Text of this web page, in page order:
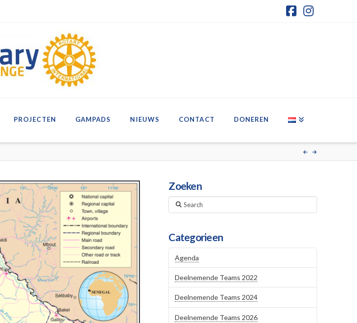
PROJECTEN GAMPADS NIEUWS CONTACT DONEREN
Zoeken
Search
Categorieen
Agenda
Deelnemende Teams 2022
Deelnemende Teams 2024
Deelnemende Teams 2026